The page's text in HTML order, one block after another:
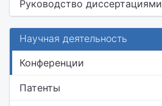
Руководство диссертациями
Научная деятельность
Конференции
Патенты